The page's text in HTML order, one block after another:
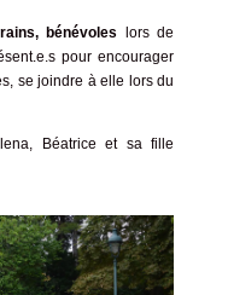
bénévoles lors de
pour encourager
se joindre à elle lors du
Béatrice et sa fille